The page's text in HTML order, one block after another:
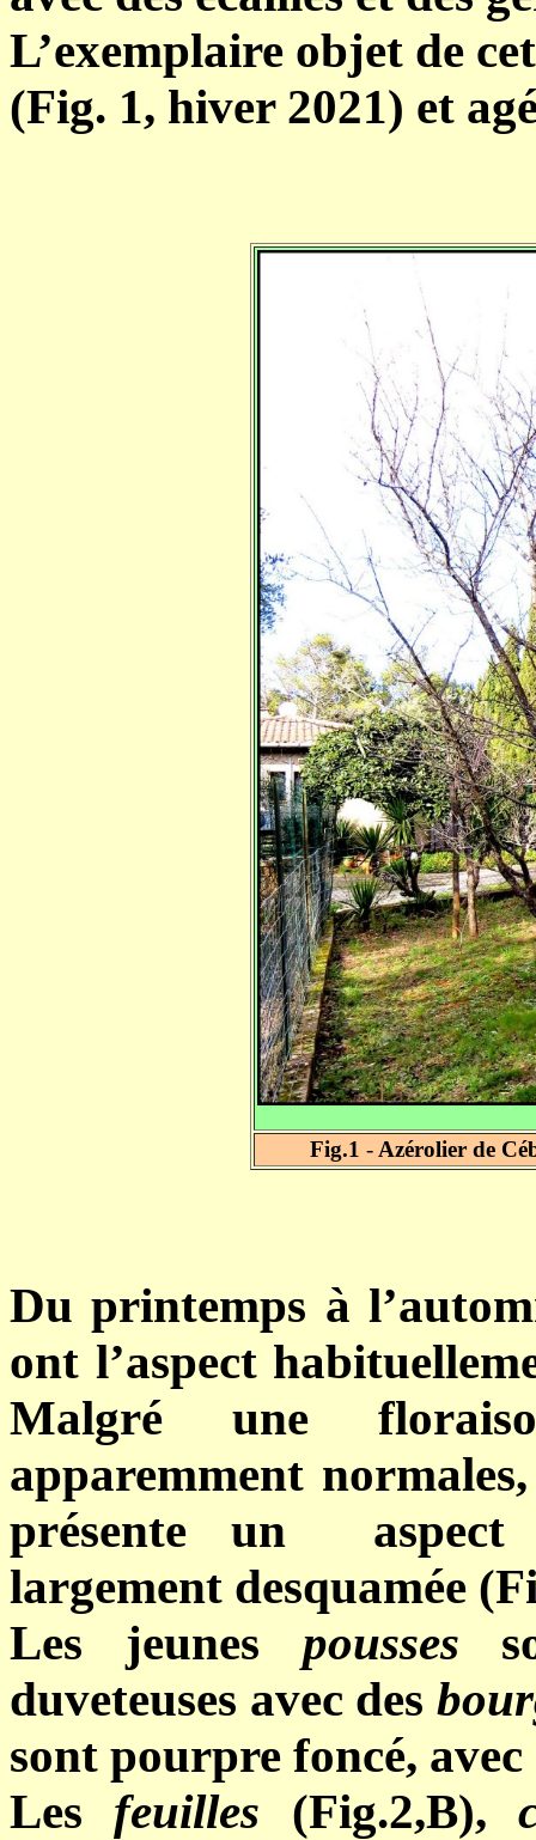
L’exemplaire objet de
(Fig. 1, hiver 2021) et
Fig.1 - Azérolier de
Du printemps à
ont l’aspect
Malgré une
apparemment
présente un
largement desquamée
Les jeunes pousses
duveteuses avec des
sont pourpre foncé,
Les feuilles (Fig.2,B),